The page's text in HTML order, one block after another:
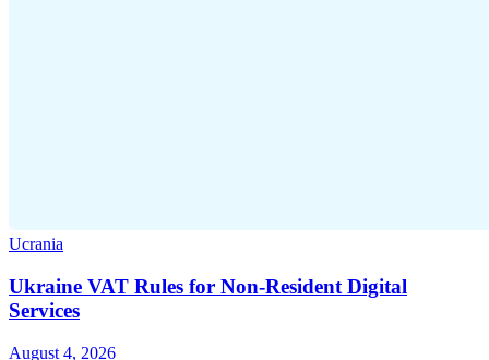
Ucrania
Ukraine VAT Rules for Non-Resident Digital
Services
August 4, 2026